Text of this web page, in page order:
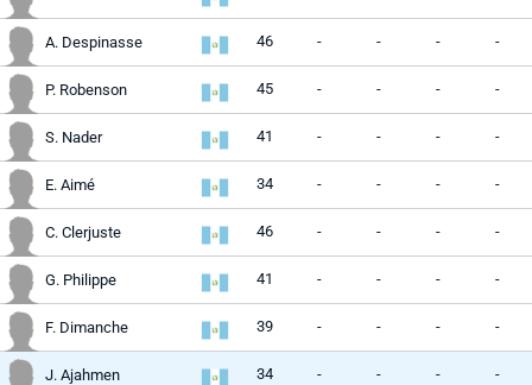
A. Despinasse 46 - - - -
P. Robenson 45 - - - -
S. Nader 41 - - - -
E. Aimé 34 - - - -
C. Clerjuste 46 - - - -
G. Philippe 41 - - - -
F. Dimanche 39 - - - -
J. Ajahmen 34 - - - -